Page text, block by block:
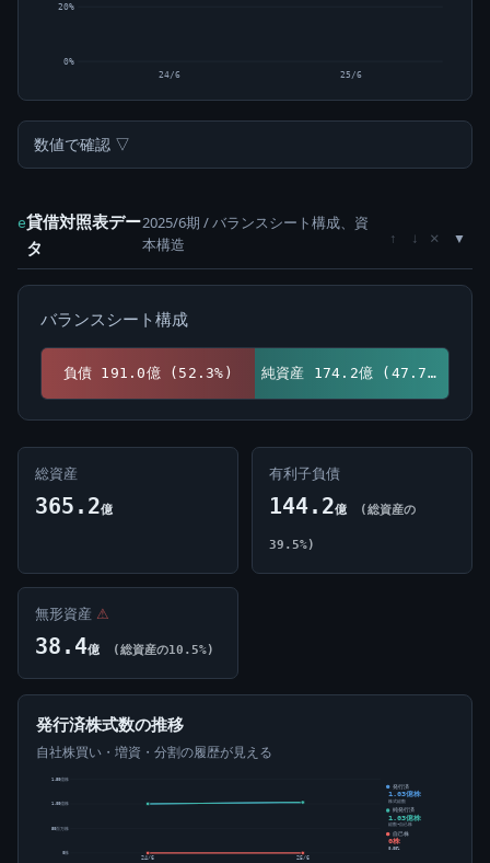
0%
20%
24/6 25/6
数値で確認 ▽
e貸借対照表デー
タ
2025/6期 / バランスシート構成、資
本構造
↑ ↓ ×
バランスシート構成
負債 191.0億 (52.3%) 純資産 174.2億 (47.7%)
総資産
365.2億
有利子負債
144.2億 (総資産の
39.5%)
無形資産 ⚠
38.4億 (総資産の10.5%)
発行済株式数の推移
自社株買い・増資・分割の履歴が見える
0株
50百万株
1.00億株
1.50億株
24/6 25/6
発行済
1.03億株
株式総数
純発行済
1.03億株
総数-自己株
自己株
0株
0.00%